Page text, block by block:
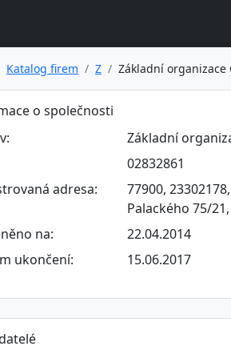
Katalog firem Z Základní organizace
o společnosti
Základní
02832861
adresa:
77900,
Palackého 75/
na:
22.04.2014
ukončení:
15.06.2017